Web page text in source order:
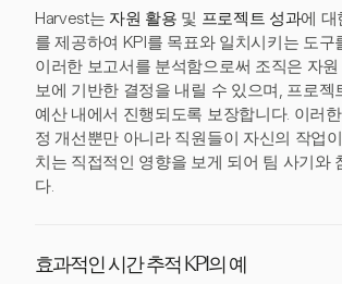
Harvest는 자원 활용 및 프로젝트 성과에 대
를 제공하여 KPI를 목표와 일치시키는 도구
이러한 보고서를 분석함으로써 조직은 자
보에 기반한 결정을 내릴 수 있으며, 프로젝
예산 내에서 진행되도록 보장합니다. 이러
정 개선뿐만 아니라 직원들이 자신의 작업
치는 직접적인 영향을 보게 되어 팀 사기와
다.
효과적인 시간 추적 KPI의 예